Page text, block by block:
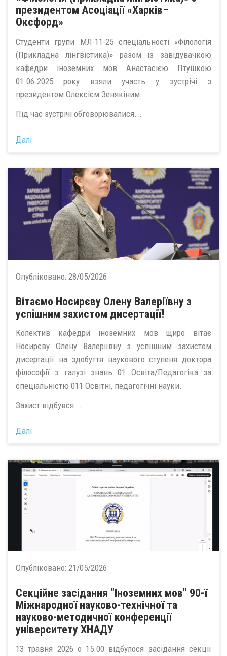
президентом Асоціації «Харків–
Оксфорд»
Студенти групи МЛ-11-25 спеціальності «Філологія
(Прикладна лінгвістика)» разом із завідувачкою
кафедри іноземних мов Анастасією Птушкою
01.06.2025 року взяли участь у зустрічі з
президентом Олексієм Зенякіним.
Під час зустрічі обговорювалися...
Далі
Опубліковано: 28/05/2026
Вітаємо Носирєву Олену Валеріївну з
успішним захистом дисертації!
Колектив кафедри іноземних мов щиро вітає
Носирєву Олену Валеріївну з успішним захистом
дисертації на здобуття наукового ступеня доктора
філософії з галузі знань 01 Освіта/Педагогіка за
спеціальністю 011 Освітні, педагогічні науки.
Захист відбувся...
Далі
Опубліковано: 21/05/2026
Секційне засідання "Іноземних мов" 90-ї
Міжнародної науково-технічної та
науково-методичної конференції
університету ХНАДУ
13 травня 2026 о 15.00 відбулося засідання секції